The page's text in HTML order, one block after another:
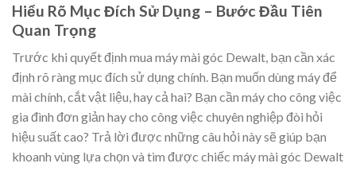
Hiểu Rõ Mục Đích Sử Dụng – Bước Đầu Tiên
Quan Trọng
Trước khi quyết định mua máy mài góc Dewalt, bạn cần xác
định rõ ràng mục đích sử dụng chính. Bạn muốn dùng máy để
mài chính, cắt vật liệu, hay cả hai? Bạn cần máy cho công việc
gia đình đơn giản hay cho công việc chuyên nghiệp đòi hỏi
hiệu suất cao? Trả lời được những câu hỏi này sẽ giúp bạn
khoanh vùng lựa chọn và tìm được chiếc máy mài góc Dewalt